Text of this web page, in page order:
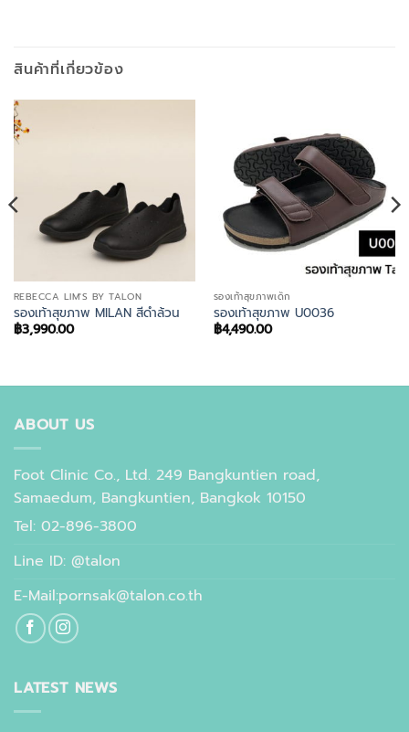
สินค้าที่เกี่ยวข้อง
REBECCA LIM'S BY TALON
รองเท้าสุขภาพ MILAN สีดำล้วน
฿3,990.00
รองเท้าสุขภาพเด็ก
รองเท้าสุขภาพ U0036
฿4,490.00
ABOUT US
Foot Clinic Co., Ltd. 249 Bangkuntien road,
Samaedum, Bangkuntien, Bangkok 10150
Tel: 02-896-3800
Line ID: @talon
E-Mail:pornsak@talon.co.th
LATEST NEWS